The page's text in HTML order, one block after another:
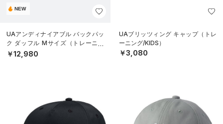
NEW
UAアンディナイアブル バックパッ
ク ダッフル Mサイズ（トレーニン
グ/UNISEX）
￥12,980
UAブリッツィング キャップ（トレ
ーニング/KIDS）
￥3,080